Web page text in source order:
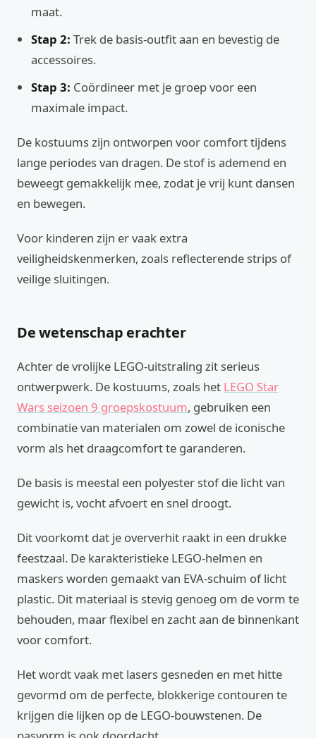
maat.
Stap 2: Trek de basis-outfit aan en bevestig de
accessoires.
Stap 3: Coördineer met je groep voor een
maximale impact.
De kostuums zijn ontworpen voor comfort tijdens
lange periodes van dragen. De stof is ademend en
beweegt gemakkelijk mee, zodat je vrij kunt dansen
en bewegen.
Voor kinderen zijn er vaak extra
veiligheidskenmerken, zoals reflecterende strips of
veilige sluitingen.
De wetenschap erachter
Achter de vrolijke LEGO-uitstraling zit serieus
ontwerpwerk. De kostuums, zoals het LEGO Star
Wars seizoen 9 groepskostuum, gebruiken een
combinatie van materialen om zowel de iconische
vorm als het draagcomfort te garanderen.
De basis is meestal een polyester stof die licht van
gewicht is, vocht afvoert en snel droogt.
Dit voorkomt dat je oververhit raakt in een drukke
feestzaal. De karakteristieke LEGO-helmen en
maskers worden gemaakt van EVA-schuim of licht
plastic. Dit materiaal is stevig genoeg om de vorm te
behouden, maar flexibel en zacht aan de binnenkant
voor comfort.
Het wordt vaak met lasers gesneden en met hitte
gevormd om de perfecte, blokkerige contouren te
krijgen die lijken op de LEGO-bouwstenen. De